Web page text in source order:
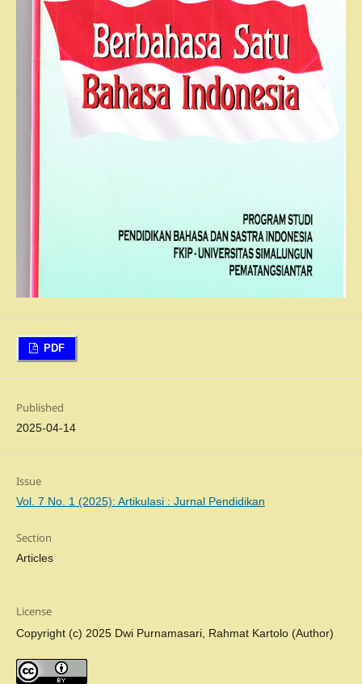
PDF
Published
2025-04-14
Issue
Vol. 7 No. 1 (2025): Artikulasi : Jurnal Pendidikan
Section
Articles
License
Copyright (c) 2025 Dwi Purnamasari, Rahmat Kartolo (Author)